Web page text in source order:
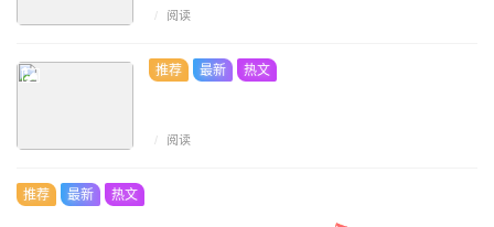
/ 阅读
推荐 最新 热文
/ 阅读
推荐 最新 热文